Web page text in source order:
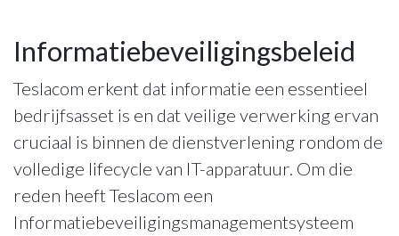
Informatiebeveiligingsbeleid
Teslacom erkent dat informatie een essentieel
bedrijfsasset is en dat veilige verwerking ervan
cruciaal is binnen de dienstverlening rondom de
volledige lifecycle van IT-apparatuur. Om die
reden heeft Teslacom een
Informatiebeveiligingsmanagementsysteem